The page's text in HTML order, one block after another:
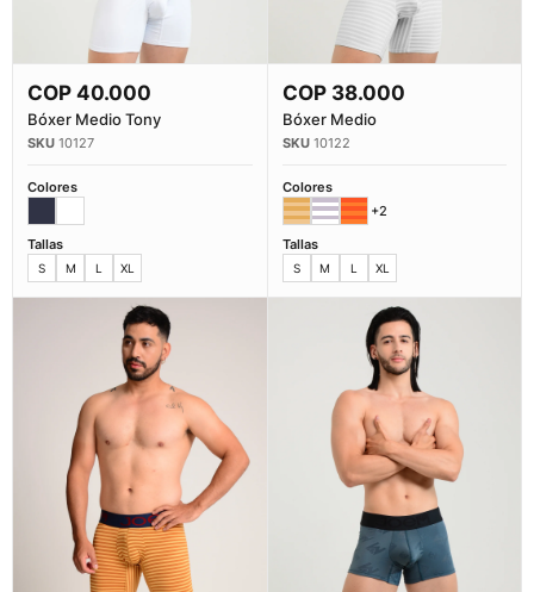
Comprar Ahora
COP 40.000
Bóxer Medio Tony
10127
Colores
Tallas
S M L XL
Comprar Ahora
COP38.000
Bóxer Medio
10122
Colores
+2
Tallas
S M L XL